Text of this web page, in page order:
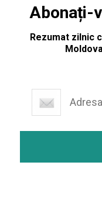
Abonați-
Rezumat zilnic